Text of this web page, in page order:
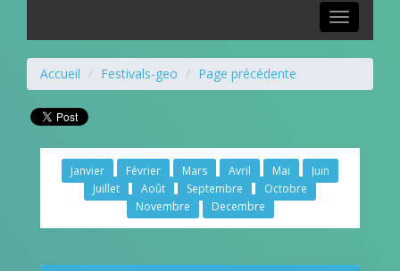
Toggle
navigation
Accueil Festivals-geo Page précédente
Janvier Février Mars Avril Mai
Juin
Juillet
Août Septembre
Octobre
Novembre
Decembre